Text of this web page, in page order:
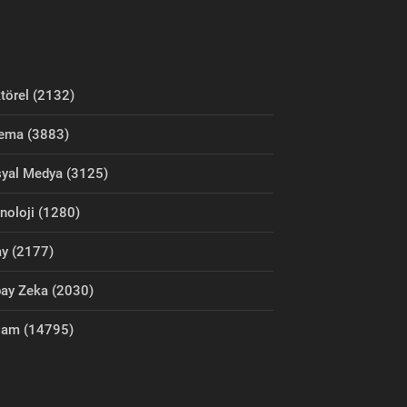
(2132)
(3883)
Medya (3125)
(1280)
(2177)
Zeka (2030)
(14795)